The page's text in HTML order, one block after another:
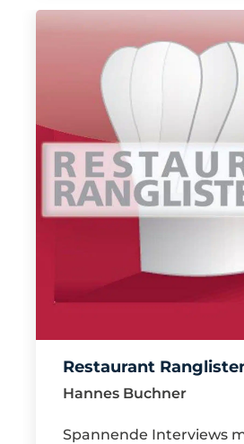
Restaurant
Hannes Buchner
Spannende Interviews